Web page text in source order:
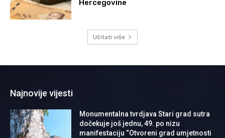
Hercegovine
Učitati više
Najnovije vijesti
Monumentalna tvrdjava Stari grad sutra
dočekuje još jednu, 49. po nizu
manifestaciju “Otvoreni grad umjetnosti